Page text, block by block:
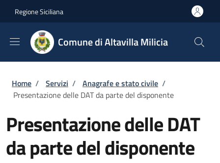
Regione Siciliana
Comune di Altavilla Milicia
Briciole di pane
Home / Servizi / Anagrafe e stato civile /
Presentazione delle DAT da parte del disponente
Presentazione delle DAT
da parte del disponente